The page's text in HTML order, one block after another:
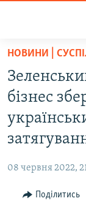
Перейти
основного
матеріалу
Перейти
до
основної
Перейти
пошуку
ВСЕ ЗА ДОБУ
СТАТТІ
СУСПІЛЬСТВО
КУЛЬТУРА
ДОНБАС.РЕАЛІЇ
КРИМ.РЕАЛІЇ
НОВИНИ |
бізнес
08 червня 2022,
Поділитись